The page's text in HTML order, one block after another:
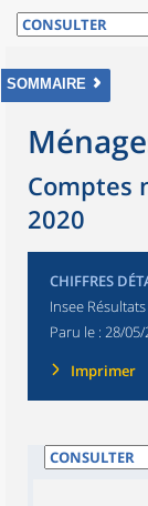
SOMMAIRE
Comptes
2020
CHIFFRES
Insee Résultats
Paru le : 28/05/
Imprimer